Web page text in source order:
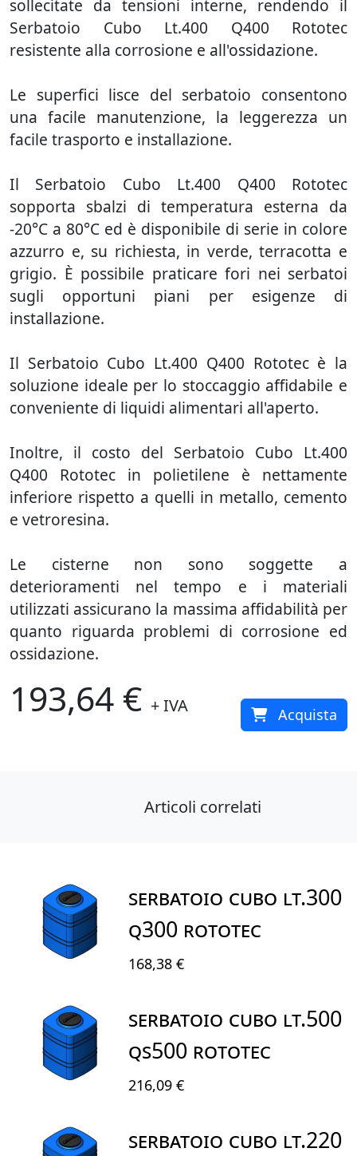
sollecitate da tensioni interne, rendendo il
Serbatoio Cubo Lt.400 Q400 Rototec
resistente alla corrosione e all'ossidazione.
Le superfici lisce del serbatoio consentono
una facile manutenzione, la leggerezza un
facile trasporto e installazione.
Il Serbatoio Cubo Lt.400 Q400 Rototec
sopporta sbalzi di temperatura esterna da
-20°C a 80°C ed è disponibile di serie in colore
azzurro e, su richiesta, in verde, terracotta e
grigio. È possibile praticare fori nei serbatoi
sugli opportuni piani per esigenze di
installazione.
Il Serbatoio Cubo Lt.400 Q400 Rototec è la
soluzione ideale per lo stoccaggio affidabile e
conveniente di liquidi alimentari all'aperto.
Inoltre, il costo del Serbatoio Cubo Lt.400
Q400 Rototec in polietilene è nettamente
inferiore rispetto a quelli in metallo, cemento
e vetroresina.
Le cisterne non sono soggette a
deterioramenti nel tempo e i materiali
utilizzati assicurano la massima affidabilità per
quanto riguarda problemi di corrosione ed
ossidazione.
193,64 € + IVA Acquista
Articoli correlati
SERBATOIO CUBO LT.300
Q300 ROTOTEC
168,38 €
SERBATOIO CUBO LT.500
QS500 ROTOTEC
216,09 €
SERBATOIO CUBO LT.220